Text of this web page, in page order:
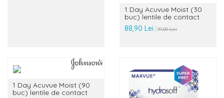
1 Day Acuvue Moist (30
buc) lentile de contact
88,90 Lei
91,00 Lei
1 Day Acuvue Moist (90
buc) lentile de contact